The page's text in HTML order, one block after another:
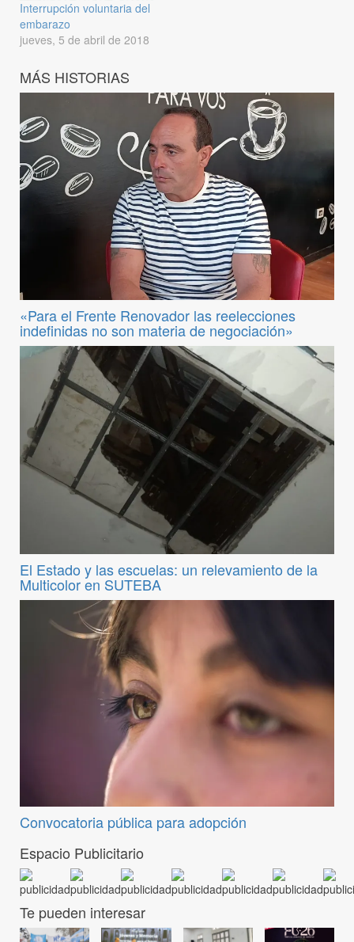
Interrupción voluntaria del
embarazo
jueves, 5 de abril de 2018
MÁS HISTORIAS
«Para el Frente Renovador las reelecciones
indefinidas no son materia de negociación»
El Estado y las escuelas: un relevamiento de la
Multicolor en SUTEBA
Convocatoria pública para adopción
Espacio Publicitario
Te pueden interesar